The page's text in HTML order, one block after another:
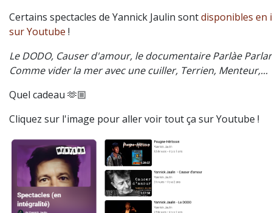
Certains spectacles de Yannick Jaulin sontdisponibles en
sur Youtube !
Le DODO, Causer d'amour, le documentaire Parlàe
Comme vider la mer avec une cuiller, Terrien, Menteur,...
Quel cadeau 🫶🏼
Cliquez sur l'image pour aller voir tout ça sur Youtube !